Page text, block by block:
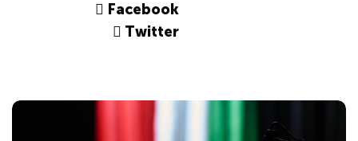
Facebook
Twitter